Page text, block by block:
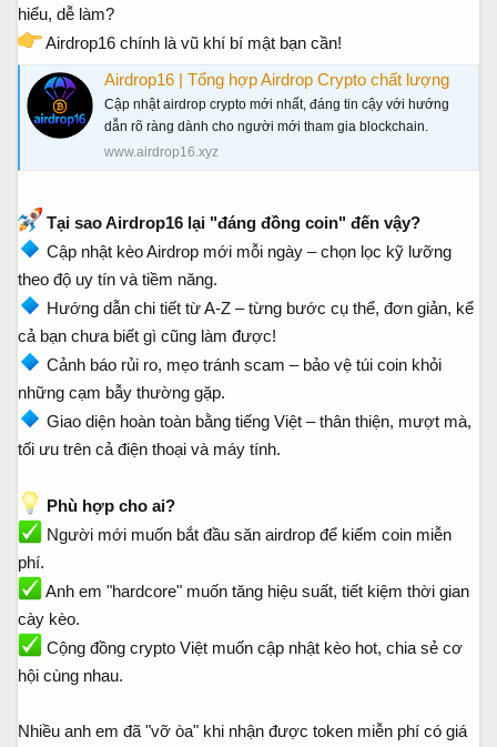
t
hiểu, dễ làm?
Airdrop16 chính là vũ khí bí mật bạn cần!
Airdrop16 | Tổng hợp Airdrop Crypto chất lượng
Cập nhật airdrop crypto mới nhất, đáng tin cậy với hướng
dẫn rõ ràng dành cho người mới tham gia blockchain.
www.airdrop16.xyz
Tại sao Airdrop16 lại "đáng đồng coin" đến vậy?
Cập nhật kèo Airdrop mới mỗi ngày – chọn lọc kỹ lưỡng
theo độ uy tín và tiềm năng.
Hướng dẫn chi tiết từ A-Z – từng bước cụ thể, đơn giản, kể
cả bạn chưa biết gì cũng làm được!
Cảnh báo rủi ro, mẹo tránh scam – bảo vệ túi coin khỏi
những cạm bẫy thường gặp.
Giao diện hoàn toàn bằng tiếng Việt – thân thiện, mượt mà,
tối ưu trên cả điện thoại và máy tính.
Phù hợp cho ai?
Người mới muốn bắt đầu săn airdrop để kiếm coin miễn
phí.
Anh em "hardcore" muốn tăng hiệu suất, tiết kiệm thời gian
cày kèo.
Cộng đồng crypto Việt muốn cập nhật kèo hot, chia sẻ cơ
hội cùng nhau.
Nhiều anh em đã "vỡ òa" khi nhận được token miễn phí có giá